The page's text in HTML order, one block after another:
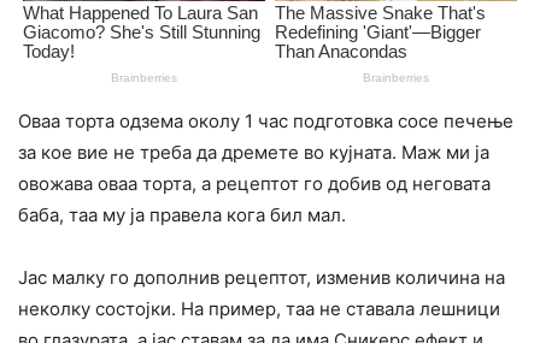
Оваа торта одзема околу 1 час подготовка сосе печење
за кое вие не треба да дремете во кујната. Маж ми ја
овожава оваа торта, а рецептот го добив од неговата
баба, таа му ја правела кога бил мал.
Јас малку го дополнив рецептот, изменив количина на
неколку состојки. На пример, таа не ставала лешници